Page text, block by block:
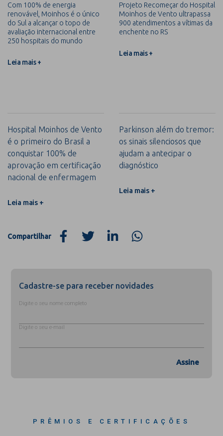
Com 100% de energia
renovável, Moinhos é o único
do Sul a alcançar o topo de
avaliação internacional entre
250 hospitais do mundo
Leia mais +
Projeto Recomeçar do Hospital
Moinhos de Vento ultrapassa
900 atendimentos a vítimas da
enchente no RS
Leia mais +
Hospital Moinhos de Vento
é o primeiro do Brasil a
conquistar 100% de
aprovação em certificação
nacional de enfermagem
Leia mais +
Parkinson além do tremor:
os sinais silenciosos que
ajudam a antecipar o
diagnóstico
Leia mais +
Compartilhar
Cadastre-se para receber novidades
Digite o seu nome completo
Digite o seu e-mail
Assine
PRÊMIOS E CERTIFICAÇÕES